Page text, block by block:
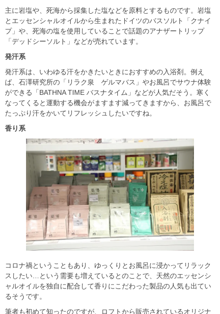
主に岩塩や、死海から採集した塩などを原料とするものです。岩塩
とエッセンシャルオイルから生まれたドイツのバスソルト「クナイ
プ」や、死海の塩を使用していることで話題のアナザートリップ
「デッドシーソルト」などが売れています。
発汗系
発汗系は、いわゆる汗をかきたいときにおすすめの入浴剤。例え
ば、石澤研究所の「リラク泉 ゲルマバス」やお風呂でサウナ体験
ができる「BATHNA TIME バスナタイム」などが人気だそう。寒く
なってくると運動する機会がますます減ってきますから、お風呂で
たっぷり汗をかいてリフレッシュしたいですね。
香り系
コロナ禍ということもあり、ゆっくりとお風呂に浸かってリラック
スしたい…という需要も増えているとのことで、天然のエッセンシ
ャルオイルを独自に配合して香りにこだわった製品の人気も出てい
るそうです。
筆者も初めて知ったのですが、ロフトから販売されているオリジナ